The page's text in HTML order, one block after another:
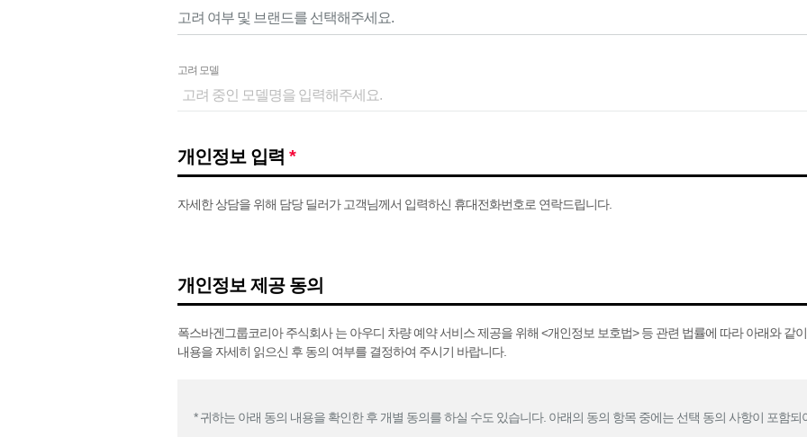
고려 모델
개인정보 입력 *
자세한 상담을 위해 담당 딜러가 고객님께서 입력하신 휴대전화번호로 연락드립니다.
개인정보 제공 동의
폭스바겐그룹코리아 주식회사 는 아우디 차량 예약 서비스 제공을 위해 <개인정보 보호법> 등 관련 법률에 따라 아래와 같
내용을 자세히 읽으신 후 동의 여부를 결정하여 주시기 바랍니다.
* 귀하는 아래 동의 내용을 확인한 후 개별 동의를 하실 수도 있습니다. 아래의 동의 항목 중에는 선택 동의 사항이 포함되